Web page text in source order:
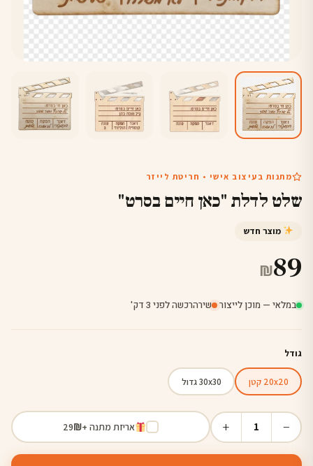
מתנות בעיצוב אישי • חריטת לייזר
שלט לדלת "כאן חיים בסרט"
מוצר חדש
₪89
במלאי — מוכן לייצור· שירהרכשה לפני 3 דק'
גודל
20x20 קטן 30x30 גדול
−
1
+ אריזת מתנה +₪
29